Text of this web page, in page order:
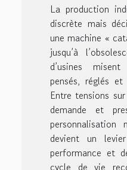
La production
discrète mais
une machine «
jusqu’à
d’usines
pensés, réglés
Entre tensions
demande et
devient un
performance et
cycle de vie